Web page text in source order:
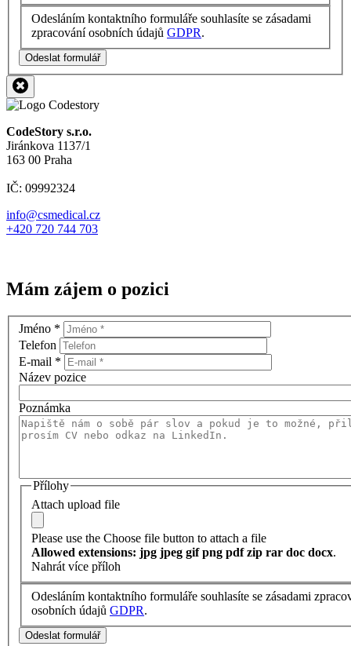
Odesláním kontaktního formuláře souhlasíte se zásadami
zpracování osobních údajů GDPR.
Odeslat formulář
CodeStory s.r.o.
Jiránkova 1137/1
163 00 Praha
IČ: 09992324
info@csmedical.cz
+420 720 744 703
Mám zájem o pozici
Jméno *
Telefon
E-mail *
Název pozice
Poznámka
Přílohy
Attach upload file
Please use the Choose file button to attach a file
Allowed extensions: jpg jpeg gif png pdf zip rar doc docx.
Nahrát více příloh
Odesláním kontaktního formuláře souhlasíte se zásadami
osobních údajů GDPR.
Odeslat formulář